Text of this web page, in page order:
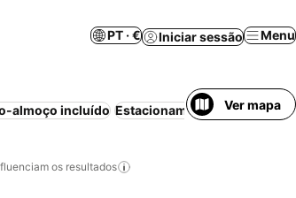
PT · € Iniciar sessão Menu
almoço incluído Estacionamento Aparthotel
Ver mapa
os resultados